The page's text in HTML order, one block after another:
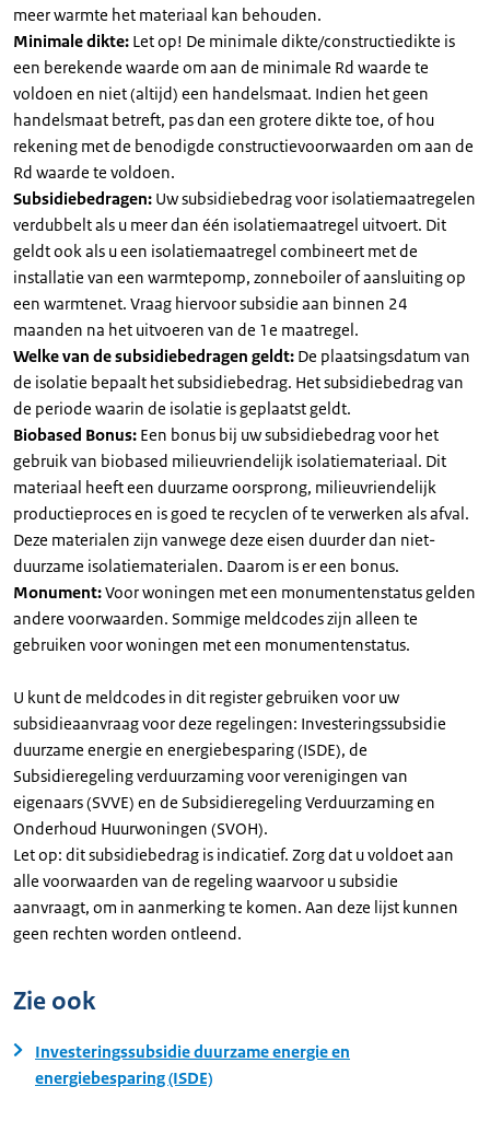
meer warmte het materiaal kan behouden.
Minimale dikte: Let op! De minimale dikte/constructiedikte is
een berekende waarde om aan de minimale Rd waarde te
voldoen en niet (altijd) een handelsmaat. Indien het geen
handelsmaat betreft, pas dan een grotere dikte toe, of hou
rekening met de benodigde constructievoorwaarden om aan de
Rd waarde te voldoen.
Subsidiebedragen: Uw subsidiebedrag voor isolatiemaatregelen
verdubbelt als u meer dan één isolatiemaatregel uitvoert. Dit
geldt ook als u een isolatiemaatregel combineert met de
installatie van een warmtepomp, zonneboiler of aansluiting op
een warmtenet. Vraag hiervoor subsidie aan binnen 24
maanden na het uitvoeren van de 1e maatregel.
Welke van de subsidiebedragen geldt: De plaatsingsdatum van
de isolatie bepaalt het subsidiebedrag. Het subsidiebedrag van
de periode waarin de isolatie is geplaatst geldt.
Biobased Bonus: Een bonus bij uw subsidiebedrag voor het
gebruik van biobased milieuvriendelijk isolatiemateriaal. Dit
materiaal heeft een duurzame oorsprong, milieuvriendelijk
productieproces en is goed te recyclen of te verwerken als afval.
Deze materialen zijn vanwege deze eisen duurder dan niet-
duurzame isolatiematerialen. Daarom is er een bonus.
Monument:Voor woningen met een monumentenstatus gelden
andere voorwaarden. Sommige meldcodes zijn alleen te
gebruiken voor woningen met een monumentenstatus.
U kunt de meldcodes in dit register gebruiken voor uw
subsidieaanvraag voor deze regelingen: Investeringssubsidie
duurzame energie en energiebesparing (ISDE), de
Subsidieregeling verduurzaming voor verenigingen van
eigenaars (SVVE) en de Subsidieregeling Verduurzaming en
Onderhoud Huurwoningen (SVOH).
Let op: dit subsidiebedrag is indicatief. Zorg dat u voldoet aan
alle voorwaarden van de regeling waarvoor u subsidie
aanvraagt, om in aanmerking te komen. Aan deze lijst kunnen
geen rechten worden ontleend.
Zie ook
Investeringssubsidie duurzame energie en
energiebesparing (ISDE)